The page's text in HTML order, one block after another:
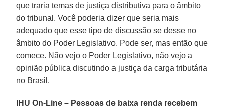
que traria temas de justiça distributiva para o âmbito
do tribunal. Você poderia dizer que seria mais
adequado que esse tipo de discussão se desse no
âmbito do Poder Legislativo. Pode ser, mas então que
comece. Não vejo o Poder Legislativo, não vejo a
opinião pública discutindo a justiça da carga tributária
no Brasil.
IHU On-Line – Pessoas de baixa renda recebem